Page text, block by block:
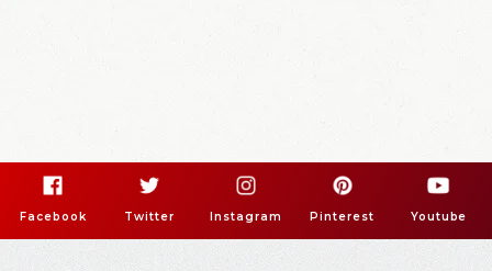
Facebook Twitter Instagram Pinterest Youtube